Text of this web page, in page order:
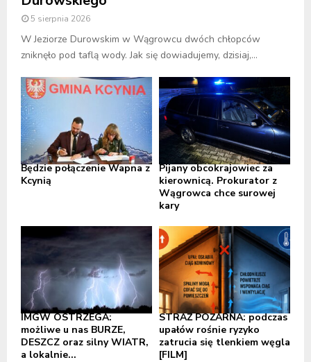
5 sierpnia 2026
W Jeziorze Durowskim w Wągrowcu dwóch chłopców
zniknęło pod taflą wody. Jak się dowiadujemy, dzisiaj,...
Będzie połączenie Wapna z
Kcynią
Pijany obcokrajowiec za
kierownicą. Prokurator z
Wągrowca chce surowej
kary
IMGW OSTRZEGA:
możliwe u nas BURZE,
DESZCZ oraz silny WIATR,
a lokalnie...
STRAŻ POŻARNA: podczas
upałów rośnie ryzyko
zatrucia się tlenkiem węgla
[FILM]